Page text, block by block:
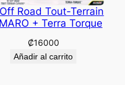
Off Road Tout-Terrain
+ Terra Torque
₡16000
Añadir al carrito